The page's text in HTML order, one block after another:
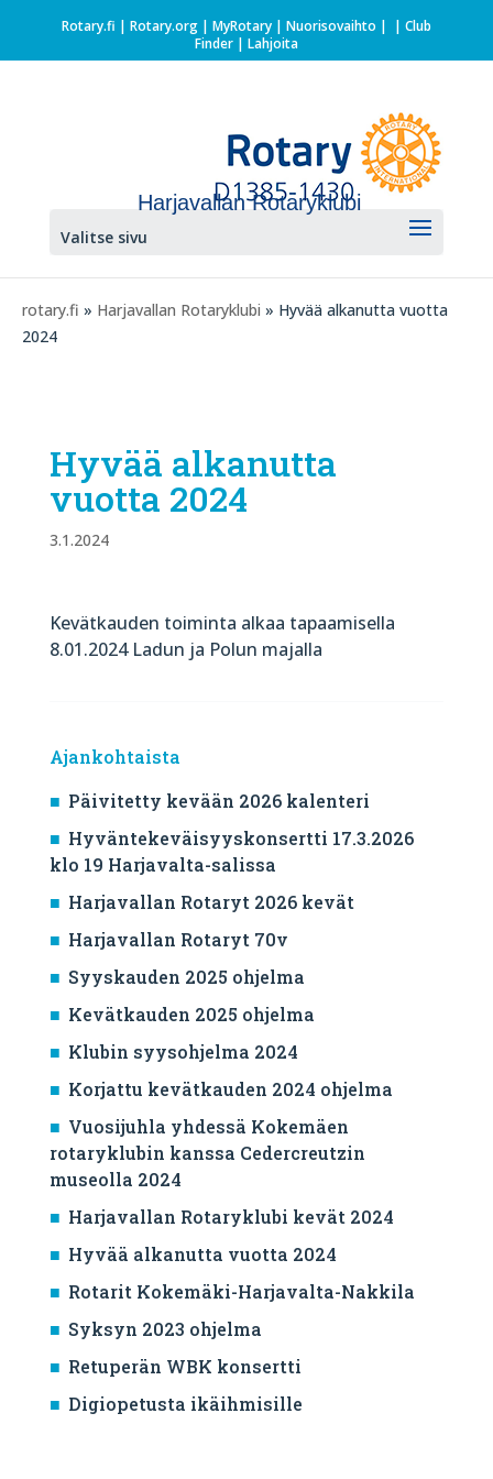
Rotary.fi | Rotary.org| MyRotary | Nuorisovaihto | | Club
Finder| Lahjoita
Harjavallan Rotaryklubi
Valitse sivu
rotary.fi » Harjavallan Rotaryklubi » Hyvää alkanutta vuotta
2024
Hyvää alkanutta
vuotta 2024
3.1.2024
Kevätkauden toiminta alkaa tapaamisella
8.01.2024 Ladun ja Polun majalla
Ajankohtaista
Päivitetty kevään 2026 kalenteri
Hyväntekeväisyyskonsertti 17.3.2026
klo 19 Harjavalta-salissa
Harjavallan Rotaryt 2026 kevät
Harjavallan Rotaryt 70v
Syyskauden 2025 ohjelma
Kevätkauden 2025 ohjelma
Klubin syysohjelma 2024
Korjattu kevätkauden 2024 ohjelma
Vuosijuhla yhdessä Kokemäen
rotaryklubin kanssa Cedercreutzin
museolla 2024
Harjavallan Rotaryklubi kevät 2024
Hyvää alkanutta vuotta 2024
Rotarit Kokemäki-Harjavalta-Nakkila
Syksyn 2023 ohjelma
Retuperän WBK konsertti
Digiopetusta ikäihmisille